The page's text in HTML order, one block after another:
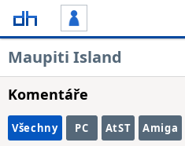
Maupiti Island
Komentáře
Všechny PC AtST Amiga